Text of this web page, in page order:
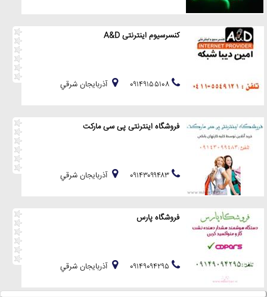
کنسرسیوم اینترنتی A&D
آذربايجان شرقي
فروشگاه اینترنتی پی سی مارکت
آذربايجان شرقي
فروشگاه پارس
آذربايجان شرقي